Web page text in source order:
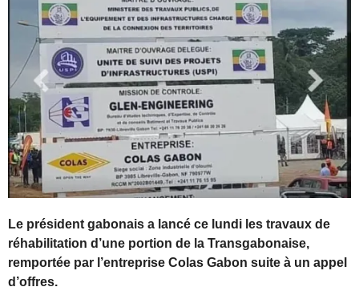
Le président gabonais a lancé ce lundi les travaux de
réhabilitation d’une portion de la Transgabonaise,
remportée par l’entreprise Colas Gabon suite à un appel
d’offres.